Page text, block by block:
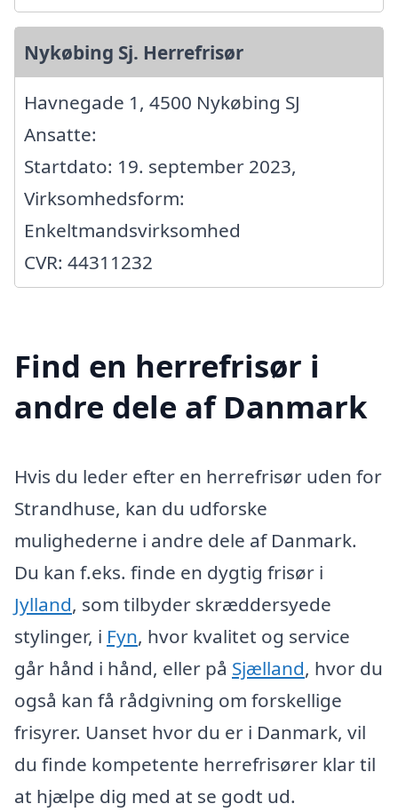
Nykøbing Sj. Herrefrisør
Havnegade 1, 4500 Nykøbing SJ
Ansatte:
Startdato: 19. september 2023,
Virksomhedsform:
Enkeltmandsvirksomhed
CVR: 44311232
Find en herrefrisør i
andre dele af Danmark
Hvis du leder efter en herrefrisør uden for
Strandhuse, kan du udforske
mulighederne i andre dele af Danmark.
Du kan f.eks. finde en dygtig frisør i
Jylland, som tilbyder skræddersyede
stylinger, i Fyn, hvor kvalitet og service
går hånd i hånd, eller på Sjælland, hvor du
også kan få rådgivning om forskellige
frisyrer. Uanset hvor du er i Danmark, vil
du finde kompetente herrefrisører klar til
at hjælpe dig med at se godt ud.